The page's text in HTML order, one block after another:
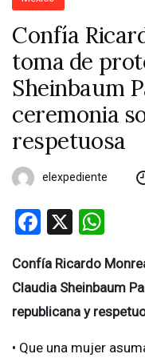
Confía
toma de
Sheinbaum
ceremonia
respetuosa
elexpediente
Facebook
X
Confía Ricardo
Claudia Sheinbaum
republicana y
• Que una mujer